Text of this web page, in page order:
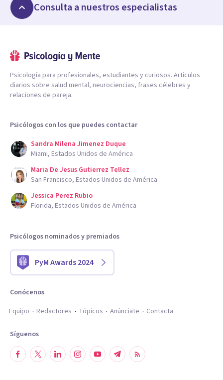
Consulta a nuestros especialistas
Psicología para profesionales, estudiantes y curiosos. Artículos
diarios sobre salud mental, neurociencias, frases célebres y
relaciones de pareja.
Psicólogos con los que puedes contactar
Sandra Milena Jimenez Duque
Miami, Estados Unidos de América
Maria De Jesus Gutierrez Tellez
San Francisco, Estados Unidos de América
Jessica Perez Rubio
Florida, Estados Unidos de América
Psicólogos nominados y premiados
PyM Awards 2024
Conócenos
Equipo
Redactores Tópicos Anúnciate Contacta
Síguenos